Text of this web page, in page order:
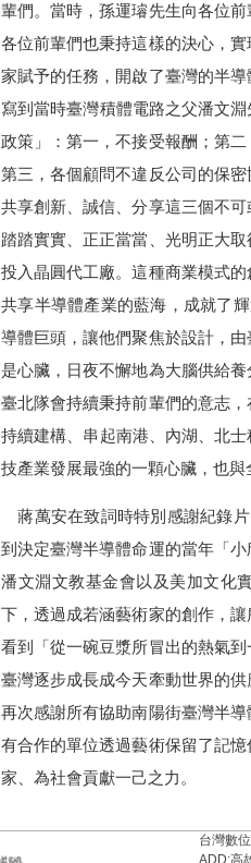
輩們。當時，孫運璿先生向各位
各位前輩們也秉持這樣的決心，
家賦予的任務，開啟了臺灣的半
寫到當時臺灣積體電路之父潘文
政策」：第一，不接受報酬；第
第三，各個顧問不違反公司的保
共享創新、誠信、分享這三個不
踏踏實實、正正當當、光明正大
投入晶圓代工廠。這種商業模式
共享半導體產業的藍海，成就了
導體巨頭，讓他們聚焦於設計，
是心臟，日夜不懈地為大腦供給
臺北隊會持續秉持前輩們的意志
持續建構、串起南港、內湖、北
技產業發展最強的一顆心臟，也
蔣萬安在致詞時特別感謝紀錄
到決定臺灣半導體命運的當年「
潘文淵文教基金會以及美加文化
下，透過成若涵藝術家的創作，
看到「從一碗豆漿所冒出的熱氣
臺灣逐步成長成今天牽動世界的
再次感謝所有協助南陽街臺灣半
有合作的單位透過藝術保留了記
家、為社會貢獻一己之力。
台灣數
ADD:高